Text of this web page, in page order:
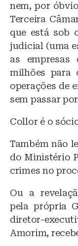
nem, por
Terceira
que está sob
judicial (uma
as empresas
milhões para
operações de
sem passar
Collor é o
Também não
do Ministério
crimes no
Ou a
pela própria
diretor-
Amorim,